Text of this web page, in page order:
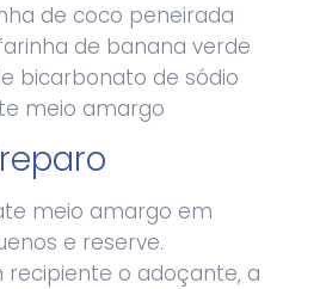
de coco peneirada
de banana verde
bicarbonato de sódio
meio amargo
meio amargo em
e reserve.
recipiente o adoçante, a